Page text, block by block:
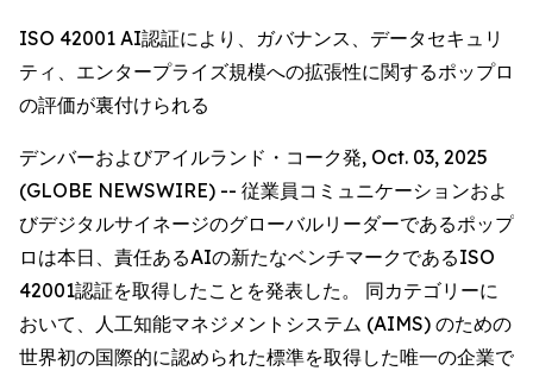
ISO 42001 AI認証により、ガバナンス、データセキュリ
ティ、エンタープライズ規模への拡張性に関するポップロ
の評価が裏付けられる
デンバーおよびアイルランド・コーク発, Oct. 03, 2025
(GLOBE NEWSWIRE) -- 従業員コミュニケーションおよ
びデジタルサイネージのグローバルリーダーであるポップ
ロは本日、責任あるAIの新たなベンチマークであるISO
42001認証を取得したことを発表した。 同カテゴリーに
おいて、人工知能マネジメントシステム (AIMS) のための
世界初の国際的に認められた標準を取得した唯一の企業で